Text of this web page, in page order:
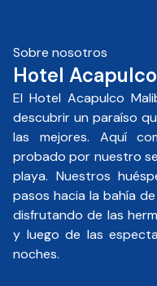
Sobre nosotros
Hotel
El Hotel Acapulco
descubrir un paraíso
las mejores. Aquí
probado por nuestro
playa. Nuestros
pasos hacia la bahía
disfrutando de las
y luego de las
noches.